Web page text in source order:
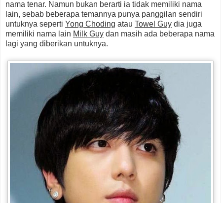
nama tenar. Namun bukan berarti ia tidak memiliki nama
lain, sebab beberapa temannya punya panggilan sendiri
untuknya seperti Yong Choding atau Towel Guy dia juga
memiliki nama lain Milk Guy dan masih ada beberapa nama
lagi yang diberikan untuknya.